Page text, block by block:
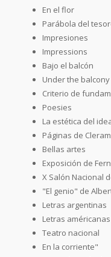
En el flor
Parábola del
Impresiones
Impressions
Bajo el balcón
Under the balcony
Criterio de
Poesies
La estética del
Páginas de
Bellas artes
Exposición de
X Salón Nacional
"El genio" de
Letras argentinas
Letras américanas
Teatro nacional
En la corriente"